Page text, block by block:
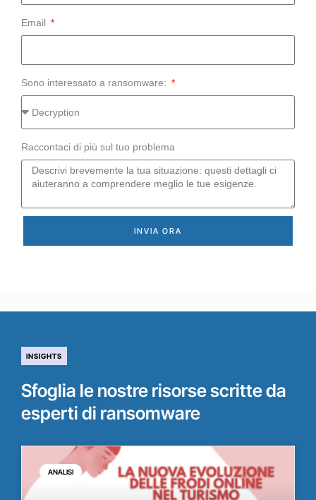
Email
Sono interessato a ransomware:
Raccontaci di più sul tuo problema
INVIA ORA
INSIGHTS
Sfoglia le nostre risorse scritte da
esperti di ransomware
ANALISI